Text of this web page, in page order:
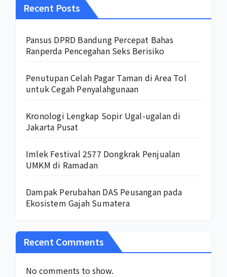
Recent Posts
Pansus DPRD Bandung Percepat Bahas
Ranperda Pencegahan Seks Berisiko
Penutupan Celah Pagar Taman di Area Tol
untuk Cegah Penyalahgunaan
Kronologi Lengkap Sopir Ugal-ugalan di
Jakarta Pusat
Imlek Festival 2577 Dongkrak Penjualan
UMKM di Ramadan
Dampak Perubahan DAS Peusangan pada
Ekosistem Gajah Sumatera
Recent Comments
No comments to show.